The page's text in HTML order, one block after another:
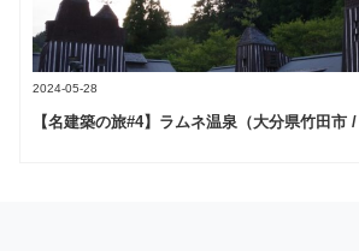
2024-05-28
【名建築の旅#4】ラムネ温泉（大分県竹田市 /